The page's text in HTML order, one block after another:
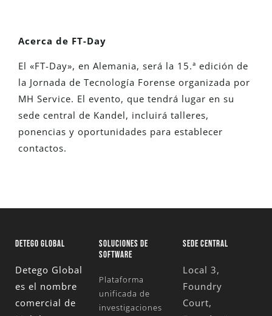
Acerca de FT-Day
El «FT-Day», en Alemania, será la 15.ª edición de
la Jornada de Tecnología Forense organizada por
MH Service. El evento, que tendrá lugar en su
sede central de Kandel, incluirá talleres,
ponencias y oportunidades para establecer
contactos.
DETEGO GLOBAL
Detego Global
es el nombre
comercial de
SOLUCIONES DE
SOFTWARE
Plataforma
unificada de
investigaciones
SEDE CENTRAL
Local 3,
Foundry
Court,